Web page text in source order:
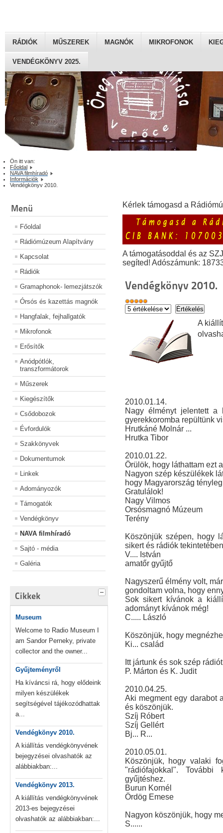
RÁDIÓK MŰSZEREK MAGNÓK MIKROFONOK
VENDÉGKÖNYV 2025.
Ön itt van:
Főoldal
NAVA filmhíradó
Információk
Vendégkönyv 2010.
Menü
Főoldal
Rádiómúzeum Alapítvány
Kapcsolat
Rádiók
Gramaphonok- lemezjátszók
Órsós és kazettás magnók
Hangfalak, fejhallgatók
Mikrofonok
Erősítők
Anódpótlók,
transzformátorok
Műszerek
Kiegészítők
Csődobozok
Évfordulók
Szakkönyvek
Dokumentumok
Linkek
Adományozók
Támogatók
Vendégkönyv
NAVA filmhíradó
Sajtó - média
Galéria
Cikkek
Museum
Welcome to Radio Museum I
am Sandor Perneky, private
collector and the owner...
Gyűjteményről
Ha kíváncsi rá, hogy elődeink
milyen készülékek
segítségével tájékozódhattak
a...
Vendégkönyv 2010.
A kiállítás vendégkönyvének
bejegyzései olvashatók az
alábbiakban:...
Vendégkönyv 2013.
A kiállítás vendégkönyvének
2013-es bejegyzései
olvashatók az alábbiakban:...
Kérlek támogasd a
A támogatásoddal és az
segíted! Adószámunk:
Vendégkönyv 2010.
A
2010.01.14.
Nagy élményt jelentett a
gyerekkoromba repültünk
Hrutkáné Molnár ...
Hrutka Tibor
2010.01.22.
Örülök, hogy láthattam ezt
Nagyon szép készülékek
hogy Magyarország
Gratulálok!
Nagy Vilmos
Orsósmagnó Múzeum
Terény
Köszönjük szépen, hogy
sikert és rádiók
V.... István
amatőr gyűjtő
Nagyszerű élmény volt,
gondoltam volna, hogy
Sok sikert kívánok a
adományt kívánok még!
C..... László
Köszönjük, hogy
Ki... család
Itt jártunk és sok szép
P. Márton és K. Judit
2010.04.25.
Aki megment egy darabot
és köszönjük.
Szíj Róbert
Szíj Gellért
Bj... R...
2010.05.01.
Köszönjük, hogy valaki
"rádiófajokkal".
gyűjtéshez.
Burun Kornél
Ördög Emese
Nagyon köszönjük, hogy
S......